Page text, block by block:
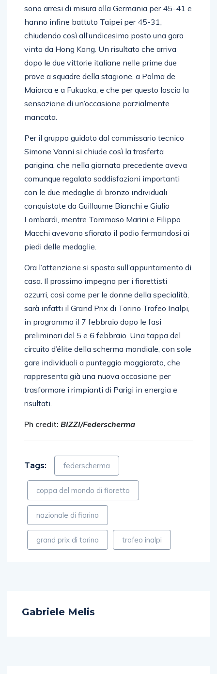
sono arresi di misura alla Germania per 45-41 e
hanno infine battuto Taipei per 45-31,
chiudendo così all’undicesimo posto una gara
vinta da Hong Kong. Un risultato che arriva
dopo le due vittorie italiane nelle prime due
prove a squadre della stagione, a Palma de
Maiorca e a Fukuoka, e che per questo lascia la
sensazione di un’occasione parzialmente
mancata.
Per il gruppo guidato dal commissario tecnico
Simone Vanni si chiude così la trasferta
parigina, che nella giornata precedente aveva
comunque regalato soddisfazioni importanti
con le due medaglie di bronzo individuali
conquistate da Guillaume Bianchi e Giulio
Lombardi, mentre Tommaso Marini e Filippo
Macchi avevano sfiorato il podio fermandosi ai
piedi delle medaglie.
Ora l’attenzione si sposta sull’appuntamento di
casa. Il prossimo impegno per i fiorettisti
azzurri, così come per le donne della specialità,
sarà infatti il Grand Prix di Torino Trofeo Inalpi,
in programma il 7 febbraio dopo le fasi
preliminari del 5 e 6 febbraio. Una tappa del
circuito d’élite della scherma mondiale, con sole
gare individuali a punteggio maggiorato, che
rappresenta già una nuova occasione per
trasformare i rimpianti di Parigi in energia e
risultati.
Ph credit: BIZZI/Federscherma
Tags: federscherma
coppa del mondo di fioretto
nazionale di fiorino
grand prix di torino trofeo inalpi
Gabriele Melis